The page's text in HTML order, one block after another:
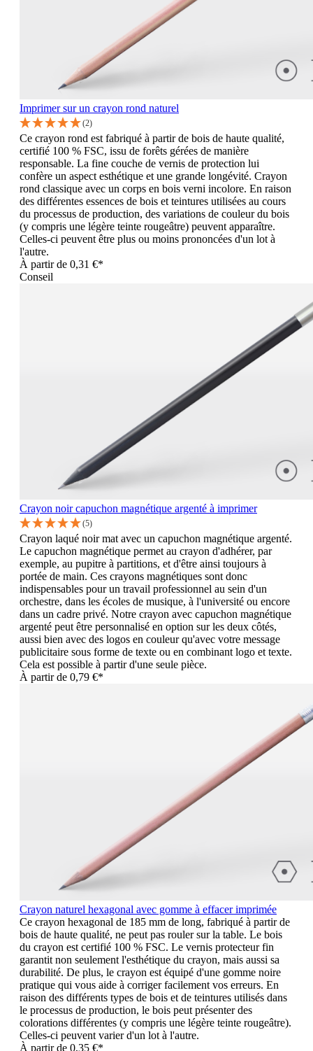
Imprimer sur un crayon rond naturel
(2)
Ce crayon rond est fabriqué à partir de bois de haute qualité,
certifié 100 % FSC, issu de forêts gérées de manière
responsable. La fine couche de vernis de protection lui
confère un aspect esthétique et une grande longévité. Crayon
rond classique avec un corps en bois verni incolore. En raison
des différentes essences de bois et teintures utilisées au cours
du processus de production, des variations de couleur du bois
(y compris une légère teinte rougeâtre) peuvent apparaître.
Celles-ci peuvent être plus ou moins prononcées d'un lot à
l'autre.
À partir de 0,31 €*
Conseil
Crayon noir capuchon magnétique argenté à imprimer
(5)
Crayon laqué noir mat avec un capuchon magnétique argenté.
Le capuchon magnétique permet au crayon d'adhérer, par
exemple, au pupitre à partitions, et d'être ainsi toujours à
portée de main. Ces crayons magnétiques sont donc
indispensables pour un travail professionnel au sein d'un
orchestre, dans les écoles de musique, à l'université ou encore
dans un cadre privé. Notre crayon avec capuchon magnétique
argenté peut être personnalisé en option sur les deux côtés,
aussi bien avec des logos en couleur qu'avec votre message
publicitaire sous forme de texte ou en combinant logo et texte.
Cela est possible à partir d'une seule pièce.
À partir de 0,79 €*
Crayon naturel hexagonal avec gomme à effacer imprimée
Ce crayon hexagonal de 185 mm de long, fabriqué à partir de
bois de haute qualité, ne peut pas rouler sur la table. Le bois
du crayon est certifié 100 % FSC. Le vernis protecteur fin
garantit non seulement l'esthétique du crayon, mais aussi sa
durabilité. De plus, le crayon est équipé d'une gomme noire
pratique qui vous aide à corriger facilement vos erreurs. En
raison des différents types de bois et de teintures utilisés dans
le processus de production, le bois peut présenter des
colorations différentes (y compris une légère teinte rougeâtre).
Celles-ci peuvent varier d'un lot à l'autre.
À partir de 0,35 €*